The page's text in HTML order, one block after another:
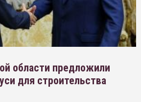
области предложили
для строительства